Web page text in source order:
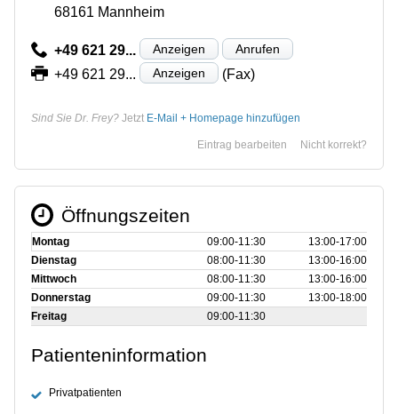
68161 Mannheim
+49 621 29... Anzeigen Anrufen
+49 621 29... Anzeigen (Fax)
Sind Sie Dr. Frey? Jetzt E-Mail + Homepage hinzufügen
Nicht korrekt?
Eintrag bearbeiten
Öffnungszeiten
Montag 09:00‑11:30
13:00‑17:00
Dienstag
08:00‑11:30
13:00‑16:00
Mittwoch
08:00‑11:30
13:00‑16:00
Donnerstag
09:00‑11:30
13:00‑18:00
Freitag
09:00‑11:30
Patienteninformation
Privatpatienten